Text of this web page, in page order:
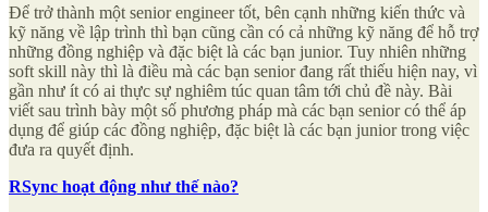
Để trở thành một senior engineer tốt, bên cạnh những kiến thức và
kỹ năng về lập trình thì bạn cũng cần có cả những kỹ năng để hỗ trợ
những đồng nghiệp và đặc biệt là các bạn junior. Tuy nhiên những
soft skill này thì là điều mà các bạn senior đang rất thiếu hiện nay, vì
gần như ít có ai thực sự nghiêm túc quan tâm tới chủ đề này. Bài
viết sau trình bày một số phương pháp mà các bạn senior có thể áp
dụng để giúp các đồng nghiệp, đặc biệt là các bạn junior trong việc
đưa ra quyết định.
RSync hoạt động như thế nào?